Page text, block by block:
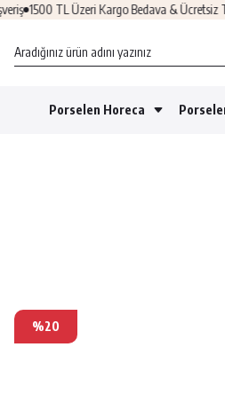
1500 TL Üzeri Kargo Bedava & Ücretsiz
Porselen Horeca
%20